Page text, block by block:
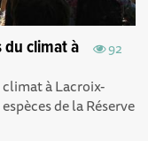
92
du climat à
climat à Lacroix-
de la Réserve